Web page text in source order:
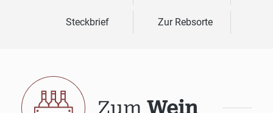
Steckbrief Zur Rebsorte
Zum Wein